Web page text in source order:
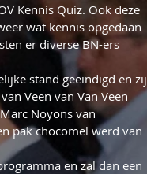
Kennis Quiz. Ook deze
wat kennis opgedaan
er diverse BN-ers
stand geëindigd en zij
Veen van Van Veen
Noyons van
pak chocomel werd van
en zal dan een